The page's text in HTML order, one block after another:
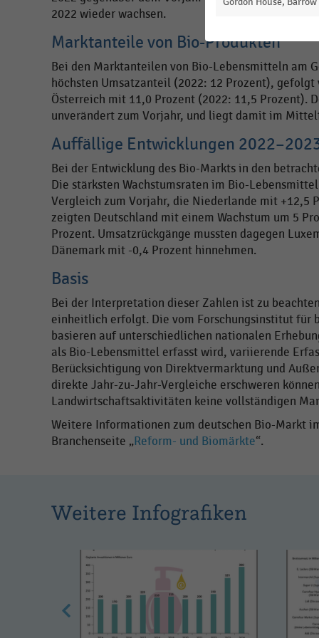
2022 wieder wachsen.
Marktanteile von Bio-Produkten
Bei den Marktanteilen von Bio-Lebensmitteln am
höchsten Umsatzanteil (2022: 12 Prozent),
Österreich mit 11,0 Prozent (2022: 11,5 Prozent).
unverändert zum Vorjahr, und liegt damit im
Auffällige Entwicklungen
Bei der Entwicklung des Bio-Markts in den
Die stärksten Wachstumsraten im Bio-
Vergleich zum Vorjahr, die Niederlande mit +12,5
zeigten Deutschland mit einem Wachstum um 5
Prozent. Umsatzrückgänge mussten dagegen
Dänemark mit -0,4 Prozent hinnehmen.
Basis
Bei der Interpretation dieser Zahlen ist zu
einheitlich erfolgt. Die vom Forschungsinstitut für
basieren auf unterschiedlichen nationalen
als Bio-Lebensmittel erfasst wird, variierende
Berücksichtigung von Direktvermarktung und
direkte Jahr-zu-Jahr-Vergleiche erschweren
Landwirtschaftsaktivitäten keine vollständigen
Weitere Informationen zum deutschen Bio-Markt
Branchenseite „Reform- und Biomärkte“.
Weitere Infografiken